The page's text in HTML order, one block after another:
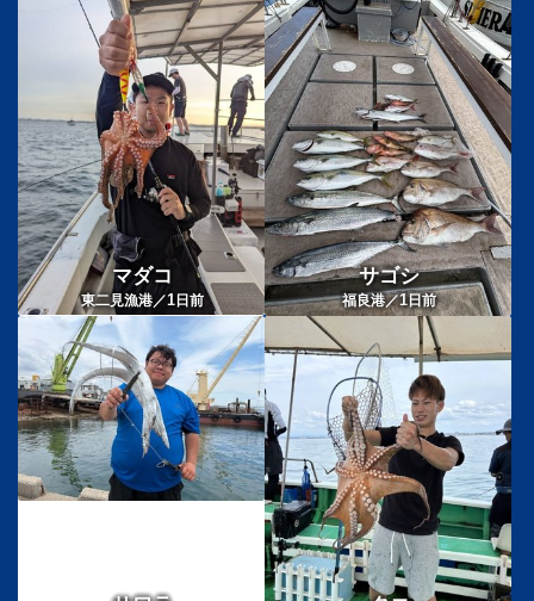
マダコ
東二見漁港／1 日前
サゴシ
福良港／1日前